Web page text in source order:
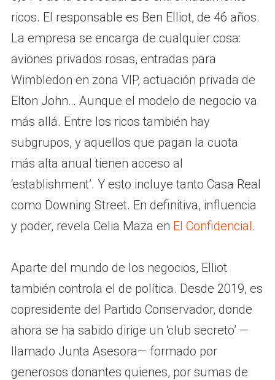
ricos. El responsable es Ben Elliot, de 46 años.
La empresa se encarga de cualquier cosa:
aviones privados rosas, entradas para
Wimbledon en zona VIP, actuación privada de
Elton John… Aunque el modelo de negocio va
más allá. Entre los ricos también hay
subgrupos, y aquellos que pagan la cuota
más alta anual tienen acceso al
‘establishment’. Y esto incluye tanto Casa Real
como Downing Street. En definitiva, influencia
y poder, revela Celia Maza en El Confidencial.
Aparte del mundo de los negocios, Elliot
también controla el de política. Desde 2019, es
copresidente del Partido Conservador, donde
ahora se ha sabido dirige un ‘club secreto’ —
llamado Junta Asesora— formado por
generosos donantes quienes, por sumas de